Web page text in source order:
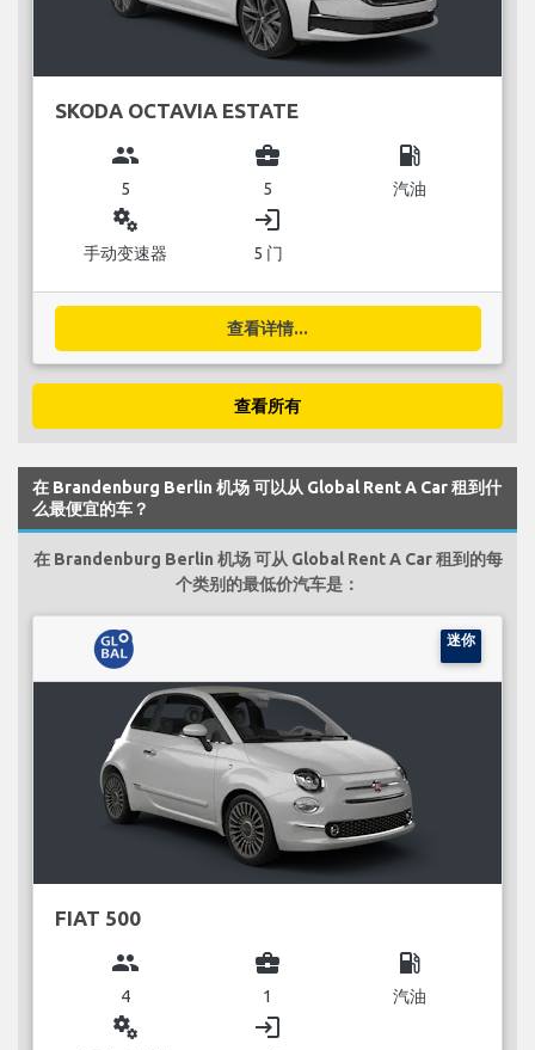
SKODA OCTAVIA ESTATE
group
5
business_center
5
local_gas_station
汽油
miscellaneous_services
手动变速器
login
5 门
查看详情...
查看所有
在 Brandenburg Berlin 机场 可以从 Global Rent A Car 租到什
么最便宜的车？
在 Brandenburg Berlin 机场 可从 Global Rent A Car 租到的每
个类别的最低价汽车是：
迷你
FIAT 500
group
4
business_center
1
local_gas_station
汽油
miscellaneous_services login